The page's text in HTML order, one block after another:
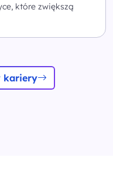
które zwiększą
kariery